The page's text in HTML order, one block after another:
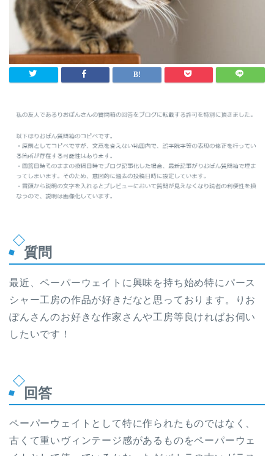
質問
最近、ペーパーウェイトに興味を持ち始め特にパース
シャー工房の作品が好きだなと思っております。りお
ぽんさんのお好きな作家さんや工房等良ければお伺い
したいです！
回答
ペーパーウェイトとして特に作られたものではなく、
古くて重いヴィンテージ感があるものをペーパーウェ